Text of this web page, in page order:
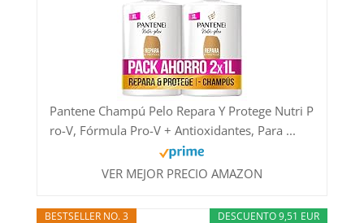
Pantene Champú Pelo Repara Y Protege Nutri P
ro-V, Fórmula Pro-V + Antioxidantes, Para ...
VER MEJOR PRECIO AMAZON
DESCUENTO 9,51 EUR
BESTSELLER NO. 3